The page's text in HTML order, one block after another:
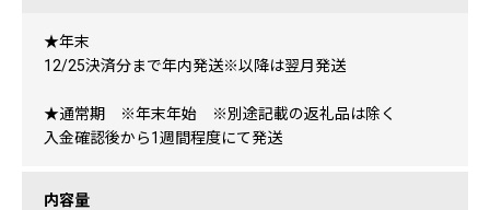
★年末
12/25決済分まで年内発送※以降は翌月発送
★通常期 ※年末年始 ※別途記載の返礼品は除く
入金確認後から1週間程度にて発送
内容量